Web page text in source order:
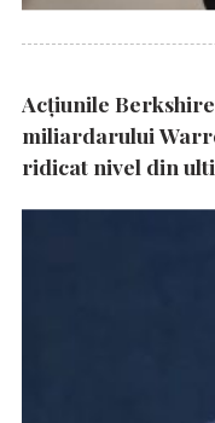
Acțiunile
miliardarului
ridicat nivel din